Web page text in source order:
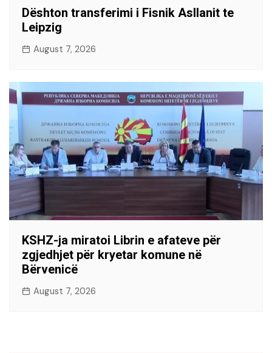
Dështon transferimi i Fisnik Asllanit te
Leipzig
August 7, 2026
KSHZ-ja miratoi Librin e afateve për
zgjedhjet për kryetar komune në
Bërvenicë
August 7, 2026